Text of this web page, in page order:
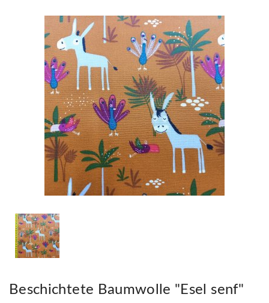
Beschichtete Baumwolle "Esel senf"